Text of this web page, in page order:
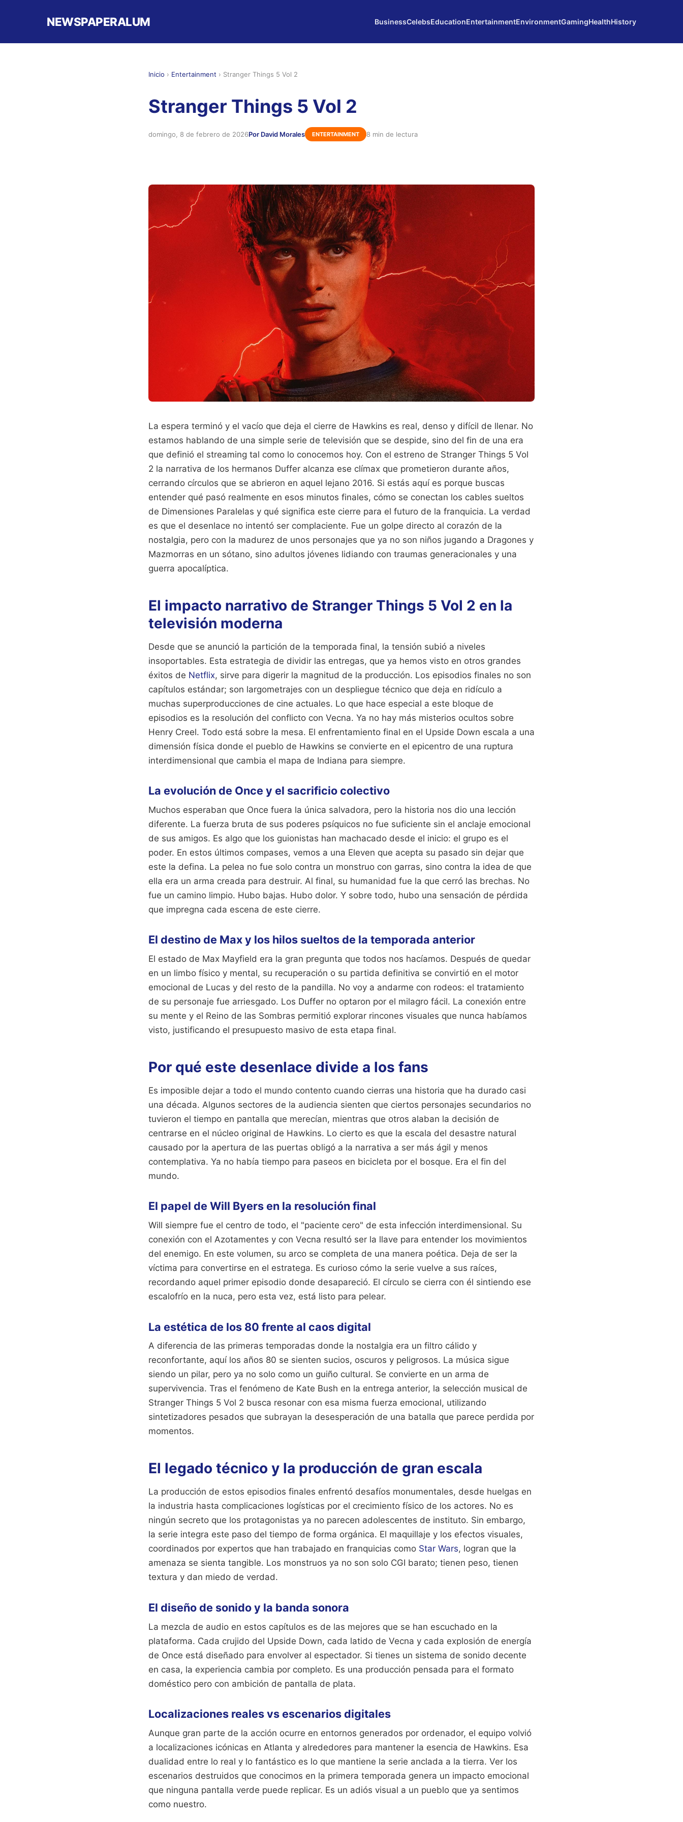
NEWSPAPERALUM BusinessCelebsEducationEntertainmentEnvironmentGamingHealthHistory
Inicio › Entertainment › Stranger Things 5 Vol 2
Stranger Things 5 Vol 2
domingo, 8 de febrero de 2026Por David Morales ENTERTAINMENT 8 min de lectura
La espera terminó y el vacío que deja el cierre de Hawkins es real, denso y difícil de llenar. No
estamos hablando de una simple serie de televisión que se despide, sino del fin de una era
que definió el streaming tal como lo conocemos hoy. Con el estreno de Stranger Things 5 Vol
2 la narrativa de los hermanos Duffer alcanza ese clímax que prometieron durante años,
cerrando círculos que se abrieron en aquel lejano 2016. Si estás aquí es porque buscas
entender qué pasó realmente en esos minutos finales, cómo se conectan los cables sueltos
de Dimensiones Paralelas y qué significa este cierre para el futuro de la franquicia. La verdad
es que el desenlace no intentó ser complaciente. Fue un golpe directo al corazón de la
nostalgia, pero con la madurez de unos personajes que ya no son niños jugando a Dragones y
Mazmorras en un sótano, sino adultos jóvenes lidiando con traumas generacionales y una
guerra apocalíptica.
El impacto narrativo de Stranger Things 5 Vol 2 en la
televisión moderna
Desde que se anunció la partición de la temporada final, la tensión subió a niveles
insoportables. Esta estrategia de dividir las entregas, que ya hemos visto en otros grandes
éxitos de Netflix, sirve para digerir la magnitud de la producción. Los episodios finales no son
capítulos estándar; son largometrajes con un despliegue técnico que deja en ridículo a
muchas superproducciones de cine actuales. Lo que hace especial a este bloque de
episodios es la resolución del conflicto con Vecna. Ya no hay más misterios ocultos sobre
Henry Creel. Todo está sobre la mesa. El enfrentamiento final en el Upside Down escala a una
dimensión física donde el pueblo de Hawkins se convierte en el epicentro de una ruptura
interdimensional que cambia el mapa de Indiana para siempre.
La evolución de Once y el sacrificio colectivo
Muchos esperaban que Once fuera la única salvadora, pero la historia nos dio una lección
diferente. La fuerza bruta de sus poderes psíquicos no fue suficiente sin el anclaje emocional
de sus amigos. Es algo que los guionistas han machacado desde el inicio: el grupo es el
poder. En estos últimos compases, vemos a una Eleven que acepta su pasado sin dejar que
este la defina. La pelea no fue solo contra un monstruo con garras, sino contra la idea de que
ella era un arma creada para destruir. Al final, su humanidad fue la que cerró las brechas. No
fue un camino limpio. Hubo bajas. Hubo dolor. Y sobre todo, hubo una sensación de pérdida
que impregna cada escena de este cierre.
El destino de Max y los hilos sueltos de la temporada anterior
El estado de Max Mayfield era la gran pregunta que todos nos hacíamos. Después de quedar
en un limbo físico y mental, su recuperación o su partida definitiva se convirtió en el motor
emocional de Lucas y del resto de la pandilla. No voy a andarme con rodeos: el tratamiento
de su personaje fue arriesgado. Los Duffer no optaron por el milagro fácil. La conexión entre
su mente y el Reino de las Sombras permitió explorar rincones visuales que nunca habíamos
visto, justificando el presupuesto masivo de esta etapa final.
Por qué este desenlace divide a los fans
Es imposible dejar a todo el mundo contento cuando cierras una historia que ha durado casi
una década. Algunos sectores de la audiencia sienten que ciertos personajes secundarios no
tuvieron el tiempo en pantalla que merecían, mientras que otros alaban la decisión de
centrarse en el núcleo original de Hawkins. Lo cierto es que la escala del desastre natural
causado por la apertura de las puertas obligó a la narrativa a ser más ágil y menos
contemplativa. Ya no había tiempo para paseos en bicicleta por el bosque. Era el fin del
mundo.
El papel de Will Byers en la resolución final
Will siempre fue el centro de todo, el "paciente cero" de esta infección interdimensional. Su
conexión con el Azotamentes y con Vecna resultó ser la llave para entender los movimientos
del enemigo. En este volumen, su arco se completa de una manera poética. Deja de ser la
víctima para convertirse en el estratega. Es curioso cómo la serie vuelve a sus raíces,
recordando aquel primer episodio donde desapareció. El círculo se cierra con él sintiendo ese
escalofrío en la nuca, pero esta vez, está listo para pelear.
La estética de los 80 frente al caos digital
A diferencia de las primeras temporadas donde la nostalgia era un filtro cálido y
reconfortante, aquí los años 80 se sienten sucios, oscuros y peligrosos. La música sigue
siendo un pilar, pero ya no solo como un guiño cultural. Se convierte en un arma de
supervivencia. Tras el fenómeno de Kate Bush en la entrega anterior, la selección musical de
Stranger Things 5 Vol 2 busca resonar con esa misma fuerza emocional, utilizando
sintetizadores pesados que subrayan la desesperación de una batalla que parece perdida por
momentos.
El legado técnico y la producción de gran escala
La producción de estos episodios finales enfrentó desafíos monumentales, desde huelgas en
la industria hasta complicaciones logísticas por el crecimiento físico de los actores. No es
ningún secreto que los protagonistas ya no parecen adolescentes de instituto. Sin embargo,
la serie integra este paso del tiempo de forma orgánica. El maquillaje y los efectos visuales,
coordinados por expertos que han trabajado en franquicias como Star Wars, logran que la
amenaza se sienta tangible. Los monstruos ya no son solo CGI barato; tienen peso, tienen
textura y dan miedo de verdad.
El diseño de sonido y la banda sonora
La mezcla de audio en estos capítulos es de las mejores que se han escuchado en la
plataforma. Cada crujido del Upside Down, cada latido de Vecna y cada explosión de energía
de Once está diseñado para envolver al espectador. Si tienes un sistema de sonido decente
en casa, la experiencia cambia por completo. Es una producción pensada para el formato
doméstico pero con ambición de pantalla de plata.
Localizaciones reales vs escenarios digitales
Aunque gran parte de la acción ocurre en entornos generados por ordenador, el equipo volvió
a localizaciones icónicas en Atlanta y alrededores para mantener la esencia de Hawkins. Esa
dualidad entre lo real y lo fantástico es lo que mantiene la serie anclada a la tierra. Ver los
escenarios destruidos que conocimos en la primera temporada genera un impacto emocional
que ninguna pantalla verde puede replicar. Es un adiós visual a un pueblo que ya sentimos
como nuestro.